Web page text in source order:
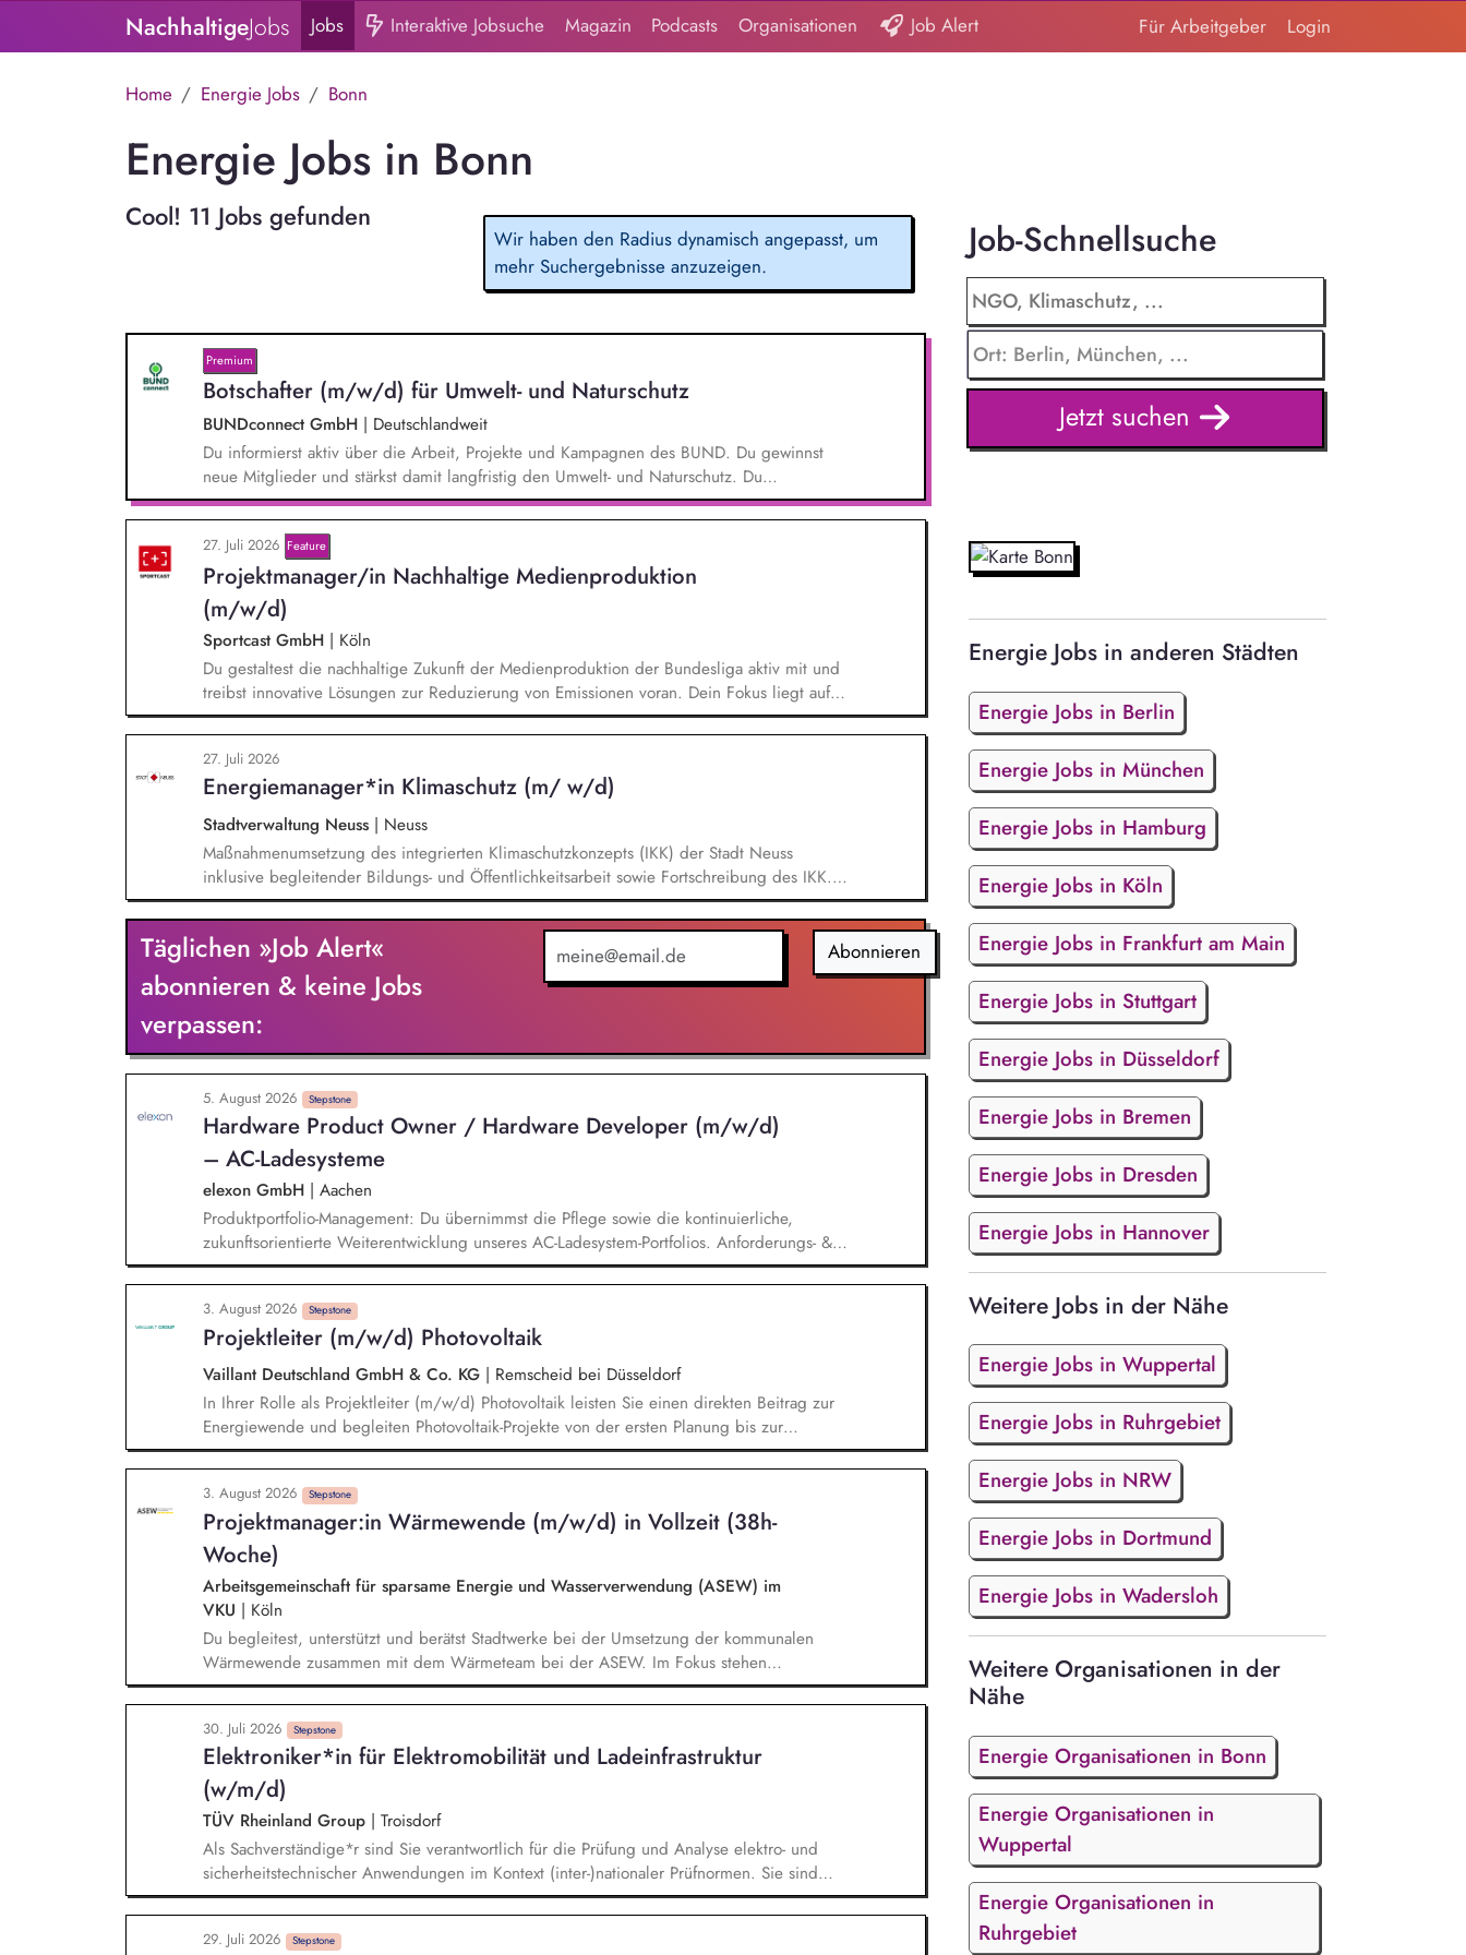
NachhaltigeJobs Jobs Interaktive Jobsuche Magazin Podcasts Organisationen Job Alert Für Arbeitgeber Login
Home Energie Jobs Bonn
Energie Jobs in Bonn
Cool! 11 Jobs gefunden
Wir haben den Radius dynamisch angepasst, um
mehr Suchergebnisse anzuzeigen.
Premium
Botschafter (m/w/d) für Umwelt- und Naturschutz
BUNDconnect GmbH | Deutschlandweit
Du informierst aktiv über die Arbeit, Projekte und Kampagnen des BUND. Du gewinnst
neue Mitglieder und stärkst damit langfristig den Umwelt- und Naturschutz. Du
beantwortest Fragen zu Umwelt-, Arten- und Klimaschutz nach bestem Wissen und
Gewissen. Du unterstützt Kampagnen und Aktionen, beispielsweise durch das Sammeln
von Unterschriften für Petitionen.
27. Juli 2026 Feature
Projektmanager/in Nachhaltige Medienproduktion
(m/w/d)
Sportcast GmbH | Köln
Du gestaltest die nachhaltige Zukunft der Medienproduktion der Bundesliga aktiv mit und
treibst innovative Lösungen zur Reduzierung von Emissionen voran. Dein Fokus liegt auf
der Evaluierung von Reduktionspotentialen von TV-Produktionskonzepten hinsichtlich
Co2e-Fußabdruck, Durchführung einer Machbarkeitsstudie zur emissionsfreien USV-
Stromversorgung sowie der Koordination interner und externer Stakeholder.
27. Juli 2026
Energiemanager*in Klimaschutz (m/ w/d)
Stadtverwaltung Neuss | Neuss
Maßnahmenumsetzung des integrierten Klimaschutzkonzepts (IKK) der Stadt Neuss
inklusive begleitender Bildungs- und Öffentlichkeitsarbeit sowie Fortschreibung des IKK.
Monitoring und Berichterstattung zu den ca. 60 städtischen PV-Anlagen sowie Planung
weiterer Anlageninstallationen. Prüfung, Planung und Umsetzung von Modellen zu Energy-
Sharing und/oder Strombilanzkreismodellen. Eigenständige Fördermittelakquise und
Durchführung von Förderprojekten in den Bereichen regenerative Energien sowie
energiesparendes Bauen und Sanieren.
Täglichen »Job Alert«
abonnieren & keine Jobs
verpassen:
Abonnieren
5. August 2026 Stepstone
Hardware Product Owner / Hardware Developer (m/w/d)
– AC-Ladesysteme
elexon GmbH | Aachen
Produktportfolio-Management: Du übernimmst die Pflege sowie die kontinuierliche,
zukunftsorientierte Weiterentwicklung unseres AC-Ladesystem-Portfolios. Anforderungs- &
Pflichtenheft: Du analysierst und sammelst alle relevanten Produkt- und
Kundenanforderungen, dokumentierst diese in strukturierten Heften und stimmst sie mit
den Stakeholdern ab. Auslegung elektrischer Anlagen: Du planst und dimensionierst
Niederspannungshauptverteilungen (NSHV), Unterverteilungen und
Datenverteilungssysteme am Standort. Projektleitung & Mitentwicklung: Du steuerst AC-
Projekte von der Definition bis zur Markteinführung (Zeit, Budget, Qualität).
3. August 2026 Stepstone
Projektleiter (m/w/d) Photovoltaik
Vaillant Deutschland GmbH & Co. KG | Remscheid bei Düsseldorf
In Ihrer Rolle als Projektleiter (m/w/d) Photovoltaik leisten Sie einen direkten Beitrag zur
Energiewende und begleiten Photovoltaik-Projekte von der ersten Planung bis zur
erfolgreichen Übergabe an unsere Kunden. Sie prüfen die technische Machbarkeit von
Photovoltaik-Projekten, erstellen die Projektplanung und entwickeln individuelle Lösungen
für unsere Kunden. Zu Ihren Aufgaben gehören außerdem die Erstellung von Angeboten,
die Materialplanung sowie die Beschaffung aller erforderlichen Komponenten wie Module,
Wechselrichter und Unterkonstruktionen.
3. August 2026 Stepstone
Projektmanager:in Wärmewende (m/w/d) in Vollzeit (38h-
Woche)
Arbeitsgemeinschaft für sparsame Energie und Wasserverwendung (ASEW) im
VKU | Köln
Du begleitest, unterstützt und berätst Stadtwerke bei der Umsetzung der kommunalen
Wärmewende zusammen mit dem Wärmeteam bei der ASEW. Im Fokus stehen
insbesondere vertriebliche Strategien für die Fernwärme, der Aufbau erneuerbarer
Wärmenetze sowie der Ausbau bestehender Fernwärmesysteme. Du unterstützt
Stadtwerke, wie sie ihre Fernwärmeabrechnung zukunftsfähig aufstellen können – unter
Berücksichtigung von CO₂-Kosten, neuen regulatorischen Anforderungen und einer
passenden Preisgestaltung.
30. Juli 2026 Stepstone
Elektroniker*in für Elektromobilität und Ladeinfrastruktur
(w/m/d)
TÜV Rheinland Group | Troisdorf
Als Sachverständige*r sind Sie verantwortlich für die Prüfung und Analyse elektro- und
sicherheitstechnischer Anwendungen im Kontext (inter-)nationaler Prüfnormen. Sie sind
verantwortlich für die Erstellung der Testbasis sowie für die Konzeption von
Testprogrammen und -plänen. Die Analyse von Testdaten, die Interpretation der Ergebnisse
sowie die Sicherstellung, dass diese den Anforderungen genügen, bilden einen
29. Juli 2026 Stepstone
Job-Schnellsuche
Jetzt suchen
Energie Jobs in anderen Städten
Energie Jobs in Berlin
Energie Jobs in München
Energie Jobs in Hamburg
Energie Jobs in Köln
Energie Jobs in Frankfurt am Main
Energie Jobs in Stuttgart
Energie Jobs in Düsseldorf
Energie Jobs in Bremen
Energie Jobs in Dresden
Energie Jobs in Hannover
Weitere Jobs in der Nähe
Energie Jobs in Wuppertal
Energie Jobs in Ruhrgebiet
Energie Jobs in NRW
Energie Jobs in Dortmund
Energie Jobs in Wadersloh
Weitere Organisationen in der
Nähe
Energie Organisationen in Bonn
Energie Organisationen in
Wuppertal
Energie Organisationen in
Ruhrgebiet